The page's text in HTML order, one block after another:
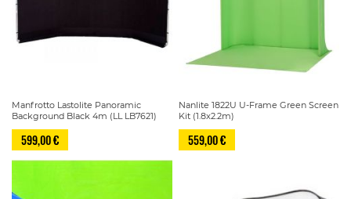
Manfrotto Lastolite Panoramic
Background Black 4m (LL LB7621)
599,00 €
Nanlite 1822U U-Frame Green Screen
Kit (1.8x2.2m)
559,00 €